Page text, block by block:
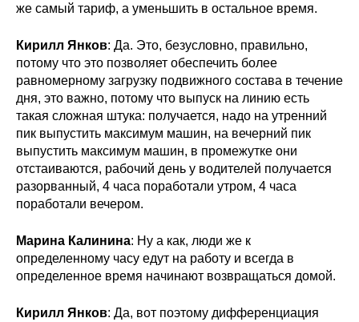
же самый тариф, а уменьшить в остальное время.
Кирилл Янков: Да. Это, безусловно, правильно,
потому что это позволяет обеспечить более
равномерному загрузку подвижного состава в течение
дня, это важно, потому что выпуск на линию есть
такая сложная штука: получается, надо на утренний
пик выпустить максимум машин, на вечерний пик
выпустить максимум машин, в промежутке они
отстаиваются, рабочий день у водителей получается
разорванный, 4 часа поработали утром, 4 часа
поработали вечером.
Марина Калинина: Ну а как, люди же к
определенному часу едут на работу и всегда в
определенное время начинают возвращаться домой.
Кирилл Янков: Да, вот поэтому дифференциация